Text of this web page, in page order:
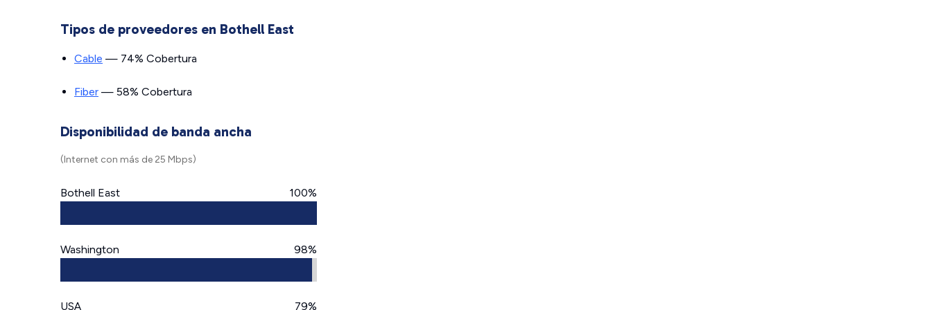
Tipos de proveedores en Bothell East
Cable — 74% Cobertura
Fiber — 58% Cobertura
Disponibilidad de banda ancha
(Internet con más de 25 Mbps)
Bothell East 100%
Washington 98%
USA 79%